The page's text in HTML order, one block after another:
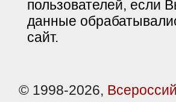
пользователей, если
данные
сайт.
© 1998-2026,